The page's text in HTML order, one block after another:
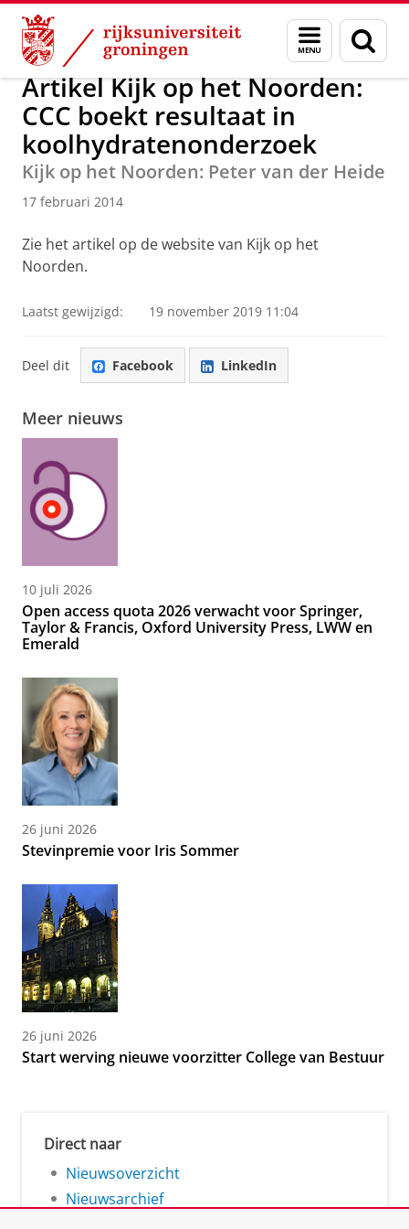
Skip
Content
Skip
Navigation
Menu
en
zoeken
Over ons Actueel Nieuws Nieuwsberichten
Artikel Kijk op het Noorden:
CCC boekt resultaat in
koolhydratenonderzoek
Kijk op het Noorden: Peter van der Heide
17 februari 2014
Zie het artikel op de website van Kijk op het
Noorden.
Laatst gewijzigd: 19 november 2019 11:04
Deel dit Facebook LinkedIn
Meer nieuws
10 juli 2026
Open access quota 2026 verwacht voor Springer,
Taylor & Francis, Oxford University Press, LWW en
Emerald
26 juni 2026
Stevinpremie voor Iris Sommer
26 juni 2026
Start werving nieuwe voorzitter College van Bestuur
Direct naar
Nieuwsoverzicht
Nieuwsarchief